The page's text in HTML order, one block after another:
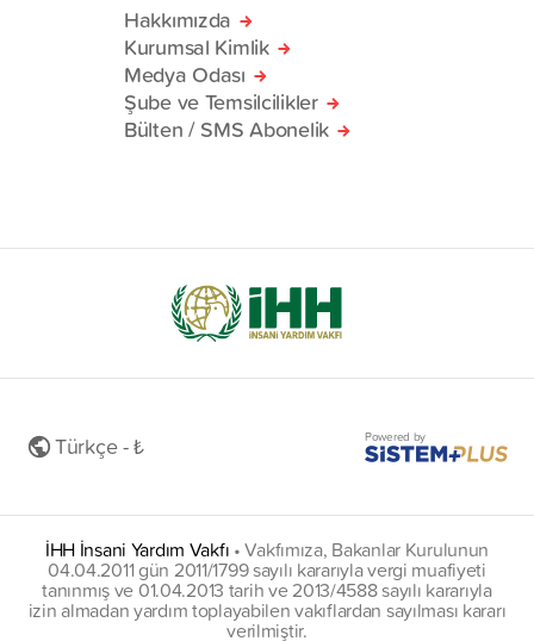
Hakkımızda
Kurumsal Kimlik
Medya Odası
Şube ve Temsilcilikler
Bülten / SMS Abonelik
Türkçe - ₺ Powered by
İHH İnsani Yardım Vakfı •Vakfımıza, Bakanlar Kurulunun
04.04.2011 gün 2011/1799 sayılı kararıyla vergi muafiyeti
tanınmış ve 01.04.2013 tarih ve 2013/4588 sayılı kararıyla
izin almadan yardım toplayabilen vakıflardan sayılması kararı
verilmiştir.